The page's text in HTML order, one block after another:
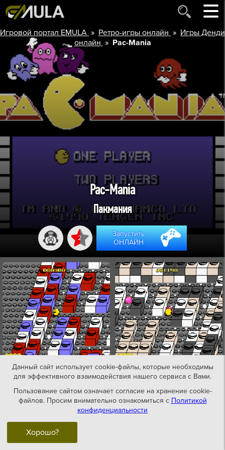
Игровой портал EMULA » Ретро-игры онлайн » Игры Денди
онлайн » Pac-Mania
Pac-Mania
Пакмания
2
Запустить
ОНЛАЙН
Данный сайт использует cookie-файлы, которые необходимы
для эффективного взаимодействия нашего сервиса с Вами.
Пользование сайтом означает согласие на хранение cookie-
файлов. Просим внимательно ознакомиться с Политикой
конфиденциальности
Хорошо?